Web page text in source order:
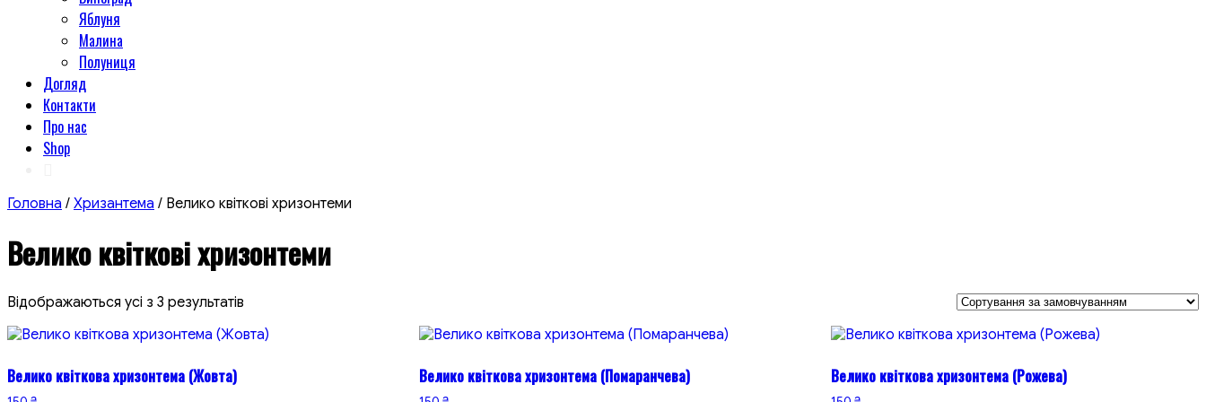
Яблуня
Малина
Полуниця
Догляд
Контакти
Про нас
Shop
Головна / Хризантема / Велико квіткові хризонтеми
Велико квіткові хризонтеми
Відображаються усі з 3 результатів
Велико квіткова хризонтема (Жовта) Велико квіткова хризонтема (Помаранчева) Велико квіткова хризонтема (Рожева)